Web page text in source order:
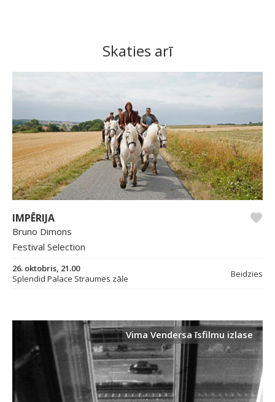
Skaties arī
IMPĒRIJA
Bruno Dimons
Festival Selection
26. oktobris, 21.00
Splendid Palace Straumes zāle
Beidzies
Vima Vendersa īsfilmu izlase